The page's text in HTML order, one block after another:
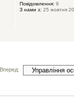
Повідомлення: 9
З нами з: 25 жовтня
Вперед: